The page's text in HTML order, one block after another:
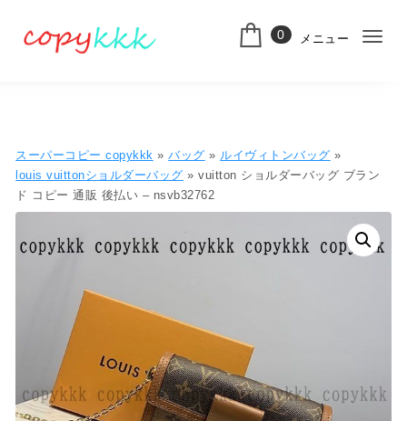
0 メニュー
ナ
シ
ョ
ン
スーパーコピー copykkk »バッグ » ルイヴィトンバッグ »
louis vuittonショルダーバッグ » vuitton ショルダーバッグ ブラン
ド コピー 通販 後払い – nsvb32762